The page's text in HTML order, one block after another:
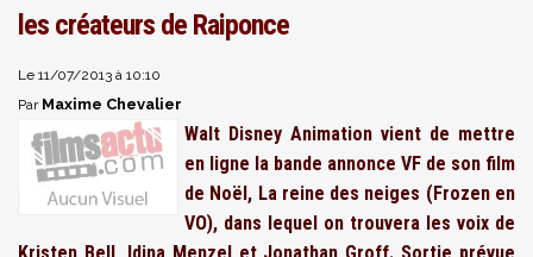
les créateurs de Raiponce
Le 11/07/2013 à 10:10
Par Maxime Chevalier
Walt Disney Animation vient de mettre
en ligne la bande annonce VF de son film
de Noël, La reine des neiges (Frozen en
VO), dans lequel on trouvera les voix de